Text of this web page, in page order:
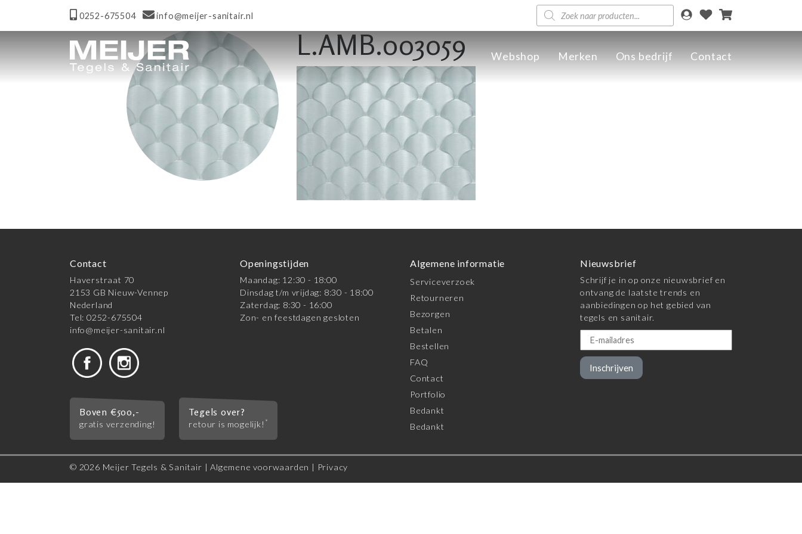
0252-675504 info@meijer-sanitair.nl
Producten
zoeken
Webshop Merken Ons bedrijf Contact
L.AMB.003059
Contact
Haverstraat 70
2153 GB Nieuw-Vennep
Nederland
Tel: 0252-675504
info@meijer-sanitair.nl
Openingstijden
Maandag: 12:30 - 18:00
Dinsdag t/m vrijdag: 8:30 - 18:00
Zaterdag: 8:30 - 16:00
Zon- en feestdagen gesloten
Boven €500,-
gratis verzending!
Tegels over?
retour is mogelijk! *
Algemene informatie
Serviceverzoek
Retourneren
Bezorgen
Betalen
Bestellen
FAQ
Contact
Portfolio
Bedankt
Bedankt
Nieuwsbrief
Schrijf je in op onze nieuwsbrief en
ontvang de laatste trends en
aanbiedingen op het gebied van
tegels en sanitair.
Inschrijven
© 2026 Meijer Tegels & Sanitair |Algemene voorwaarden | Privacy